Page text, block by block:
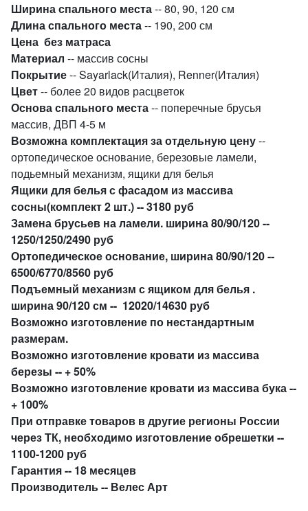
Ширина спального места-- 80, 90, 120 см
Длина спального места-- 190, 200 см
Цена без матраса
Материал -- массив сосны
Покрытие-- Sayarlack(Италия), Renner(Италия)
Цвет-- более 20 видов расцветок
Основа спального места-- поперечные брусья
массив, ДВП 4-5 м
Возможна комплектация за отдельную цену--
ортопедическое основание, березовые ламели,
подьемный механизм, ящики для белья
Ящики для белья с фасадом из массива
сосны(комплект 2 шт.) -- 3180 руб
Замена брусьев на ламели. ширина 80/90/120 --
1250/1250/2490 руб
Ортопедическое основание, ширина 80/90/120 --
6500/6770/8560 руб
Подъемный механизм с ящиком для белья .
ширина 90/120 см -- 12020/14630 руб
Возможно изготовление по нестандартным
размерам.
Возможно изготовление кровати из массива
березы -- + 50%
Возможно изготовление кровати из массива бука --
+ 100%
При отправке товаров в другие регионы России
через ТК, необходимо изготовление обрешетки --
1100-1200 руб
Гарантия -- 18 месяцев
Производитель -- Велес Арт